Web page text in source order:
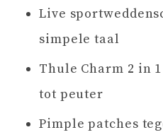
Live
simpele taal
Thule Charm 2 in
tot peuter
Pimple patches